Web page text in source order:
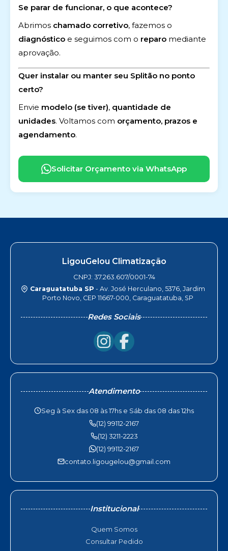
Se parar de funcionar, o que acontece?
Abrimos chamado corretivo, fazemos o
diagnóstico e seguimos com o reparo mediante
aprovação.
Quer instalar ou manter seu Splitão no ponto
certo?
Envie modelo (se tiver), quantidade de
unidades. Voltamos com orçamento, prazos e
agendamento.
Solicitar Orçamento via WhatsApp
LigouGelou Climatização
CNPJ: 37.263.607/0001-74
Caraguatatuba SP - Av. José Herculano, 5376, Jardim
Porto Novo, CEP 11667-000, Caraguatatuba, SP
Redes Sociais
Atendimento
Seg à Sex das 08 às 17hs e Sáb das 08 das 12hs
(12) 99112-2167
(12) 3211-2223
(12) 99112-2167
contato.ligougelou@gmail.com
Institucional
Quem Somos
Consultar Pedido